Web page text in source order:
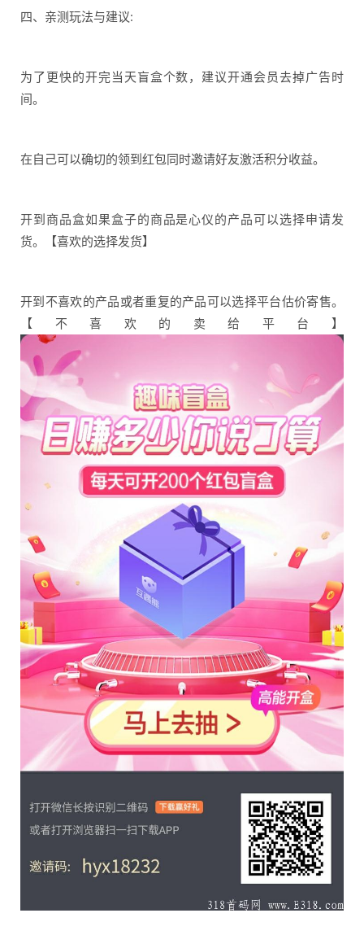
四、亲测玩法与建议:
为了更快的开完当天盲盒个数，建议开通会员去掉广告时
间。
在自己可以确切的领到红包同时邀请好友激活积分收益。
开到商品盒如果盒子的商品是心仪的产品可以选择申请发
货。【喜欢的选择发货】
开到不喜欢的产品或者重复的产品可以选择平台估价寄售。
【不喜欢的卖给平台】